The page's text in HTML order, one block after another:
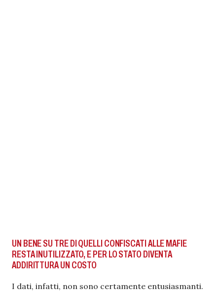
UN BENE SU TRE DI QUELLI CONFISCATI ALLE MAFIE
RESTA INUTILIZZATO, E PER LO STATO DIVENTA
ADDIRITTURA UN COSTO
I dati, infatti, non sono certamente entusiasmanti.